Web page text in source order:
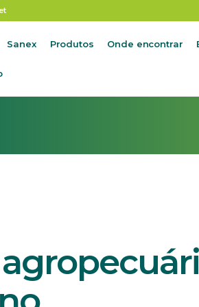
Sanex Produtos Onde encontrar
cresce 3,43% ao ano